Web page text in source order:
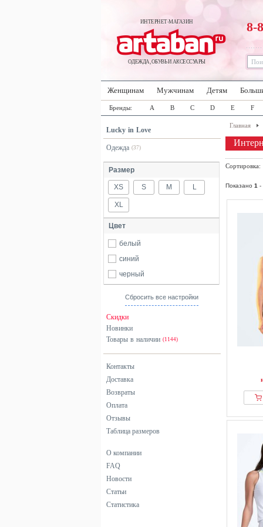
ИНТЕРНЕТ-МАГАЗИН
ОДЕЖДА, ОБУВЬ И АКСЕССУАРЫ
8-
Женщинам Мужчинам Детям
Бренды: A B C D E F
Lucky in Love
Одежда (37)
Размер
XS S M L
XL
Цвет
белый
синий
черный
Сбросить все настройки
Скидки
Новинки
Товары в наличии (1144)
Контакты
Доставка
Возвраты
Оплата
Отзывы
Таблица размеров
О компании
FAQ
Новости
Статьи
Статистика
Главная
Показано 1 -